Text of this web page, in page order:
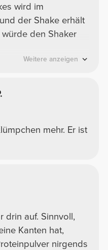
wird im
der Shake erhält
den Shaker
Weitere anzeigen
mehr. Er ist
drin auf. Sinnvoll,
Kanten hat,
nirgends